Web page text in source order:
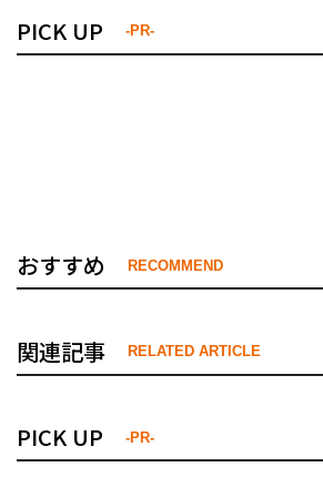
PICK UP -PR-
おすすめ RECOMMEND
関連記事 RELATED ARTICLE
PICK UP -PR-